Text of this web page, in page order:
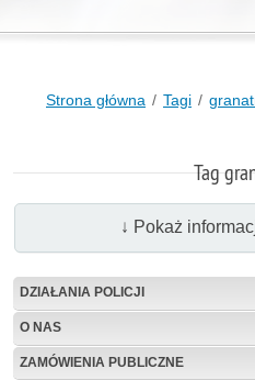
Strona główna Tagi
Tag
↓ Pokaż
DZIAŁANIA POLICJI
O NAS
ZAMÓWIENIA PUBLICZNE